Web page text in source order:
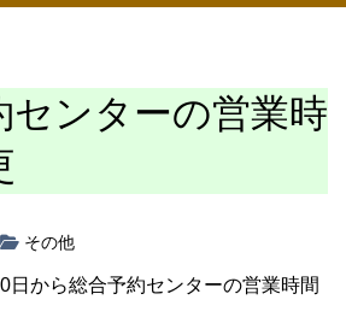
センターの営業時
その他
日から総合予約センターの営業時間